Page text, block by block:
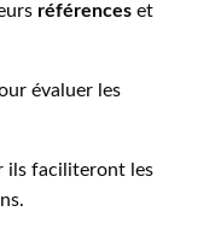
références et
évaluer les
ils faciliteront les